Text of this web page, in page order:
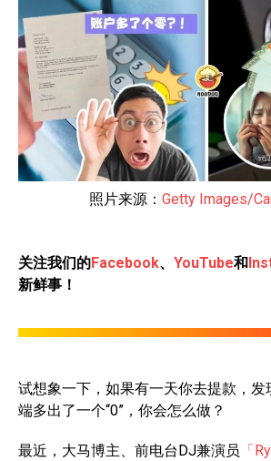
照片来源： Getty Images/
关注我们的Facebook、 YouTube和
新鲜事！
试想象一下，如果有一天你去提款，发
端多出了一个“0”，你会怎么做？
最近，大马博主、前电台DJ兼演员 「